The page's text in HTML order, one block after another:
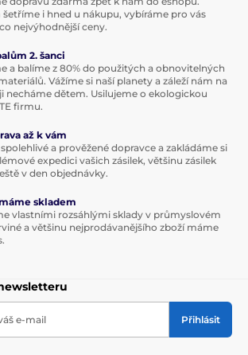
PRASE
Vykrajovátko -
u vás
vaše peníze